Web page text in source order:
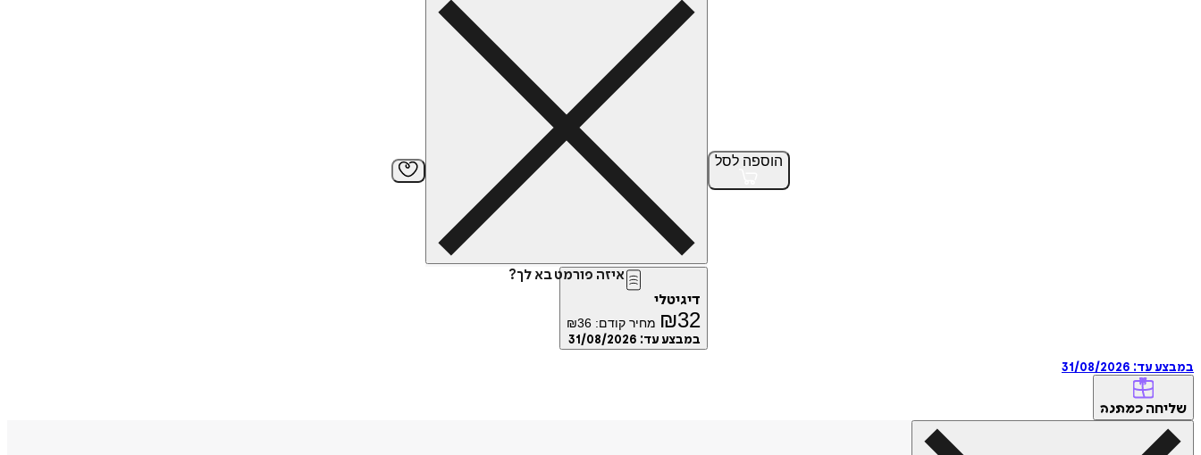
הוספה לסל
איזה פורמט בא לך?
דיגיטלי
₪32 מחיר קודם: ₪36
במבצע עד: 31/08/2026
במבצע עד: 31/08/2026
שליחה כמתנה